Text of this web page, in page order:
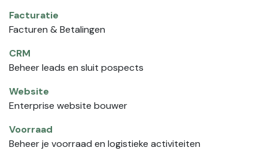
Facturatie
Facturen & Betalingen
CRM
Beheer leads en sluit pospects
Website
Enterprise website bouwer
Voorraad
Beheer je voorraad en logistieke activiteiten